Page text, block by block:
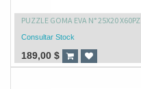
PUZZLE GOMA EVA N° 25X20 X60PZ
Consultar Stock
189,00 $